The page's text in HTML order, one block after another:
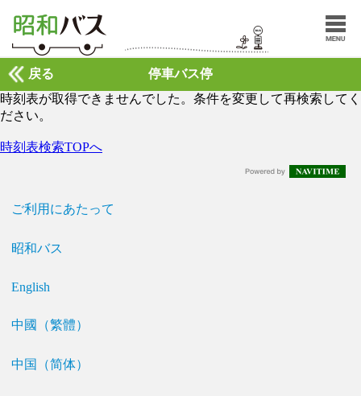
停車バス停
戻る
時刻表が取得できませんでした。条件を変更して再検索してく
ださい。
時刻表検索TOPへ
ご利用にあたって
昭和バス
English
中國（繁體）
中国（简体）